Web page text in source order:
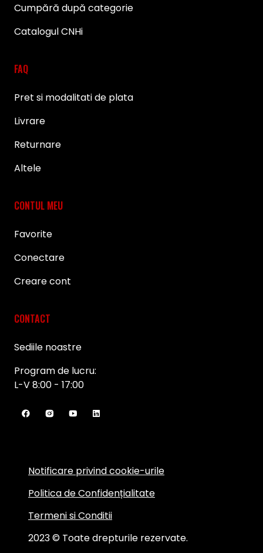
Cumpără după categorie
Catalogul CNHi
FAQ
Pret si modalitati de plata
Livrare
Returnare
Altele
CONTUL MEU
Favorite
Conectare
Creare cont
CONTACT
Sediile noastre
Program de lucru:
L-V 8:00 - 17:00
2023 © Toate drepturile rezervate.
Notificare privind cookie-urile
Politica de Confidențialitate
Termeni si Conditii